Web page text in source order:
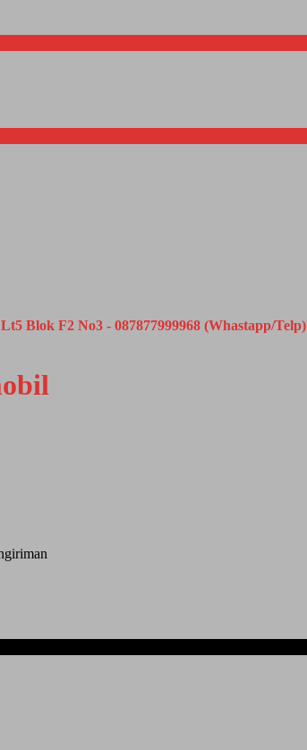
Blok F2 No3 - 087877999968 (Whastapp/Telp)